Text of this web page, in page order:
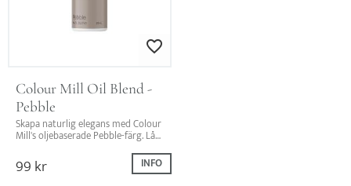
Lägg till i favoriter
Colour Mill Oil Blend -
Pebble
Skapa naturlig elegans med Colour
Mill's oljebaserade Pebble-färg. Låt
enkelhet och skönhet!
99kr INFO